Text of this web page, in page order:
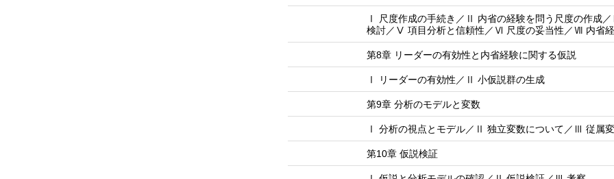
Ⅰ 尺度作成の手続き／Ⅱ 内省の経験を問う尺度の作成
検討／Ⅴ 項目分析と信頼性／Ⅵ 尺度の妥当性／Ⅶ 内省
第8章 リーダーの有効性と内省経験に関する仮説
Ⅰ リーダーの有効性／Ⅱ 小仮説群の生成
第9章 分析のモデルと変数
Ⅰ 分析の視点とモデル／Ⅱ 独立変数について／Ⅲ 従属
第10章 仮説検証